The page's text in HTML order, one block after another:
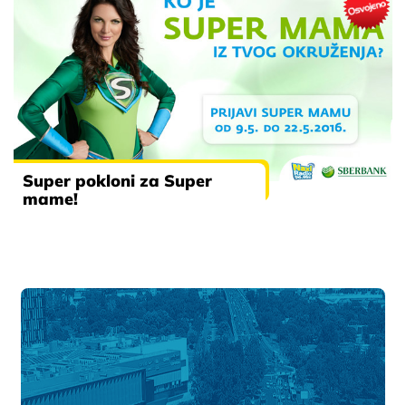
Super pokloni za Super
mame!